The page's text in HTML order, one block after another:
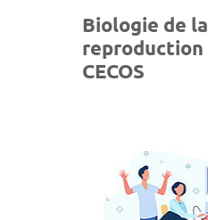
Biologie de la
reproduction
CECOS